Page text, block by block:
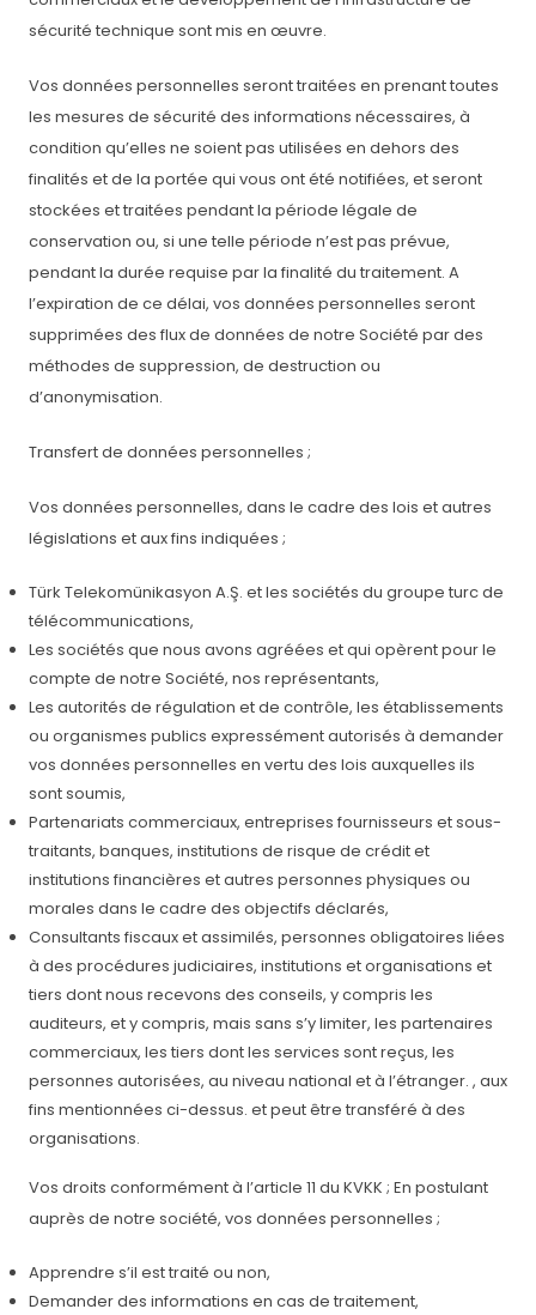
sécurité technique sont mis en œuvre.
Vos données personnelles seront traitées en prenant toutes
les mesures de sécurité des informations nécessaires, à
condition qu’elles ne soient pas utilisées en dehors des
finalités et de la portée qui vous ont été notifiées, et seront
stockées et traitées pendant la période légale de
conservation ou, si une telle période n’est pas prévue,
pendant la durée requise par la finalité du traitement. A
l’expiration de ce délai, vos données personnelles seront
supprimées des flux de données de notre Société par des
méthodes de suppression, de destruction ou
d’anonymisation.
Transfert de données personnelles ;
Vos données personnelles, dans le cadre des lois et autres
législations et aux fins indiquées ;
Türk Telekomünikasyon A.Ş. et les sociétés du groupe turc de
télécommunications,
Les sociétés que nous avons agréées et qui opèrent pour le
compte de notre Société, nos représentants,
Les autorités de régulation et de contrôle, les établissements
ou organismes publics expressément autorisés à demander
vos données personnelles en vertu des lois auxquelles ils
sont soumis,
Partenariats commerciaux, entreprises fournisseurs et sous-
traitants, banques, institutions de risque de crédit et
institutions financières et autres personnes physiques ou
morales dans le cadre des objectifs déclarés,
Consultants fiscaux et assimilés, personnes obligatoires liées
à des procédures judiciaires, institutions et organisations et
tiers dont nous recevons des conseils, y compris les
auditeurs, et y compris, mais sans s’y limiter, les partenaires
commerciaux, les tiers dont les services sont reçus, les
personnes autorisées, au niveau national et à l’étranger. , aux
fins mentionnées ci-dessus. et peut être transféré à des
organisations.
Vos droits conformément à l’article 11 du KVKK ; En postulant
auprès de notre société, vos données personnelles ;
Apprendre s’il est traité ou non,
Demander des informations en cas de traitement,